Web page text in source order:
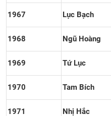
1967 Lục Bạch
1968 Ngũ Hoàng
1969 Tứ Lục
1970 Tam Bích
1971 Nhị Hắc